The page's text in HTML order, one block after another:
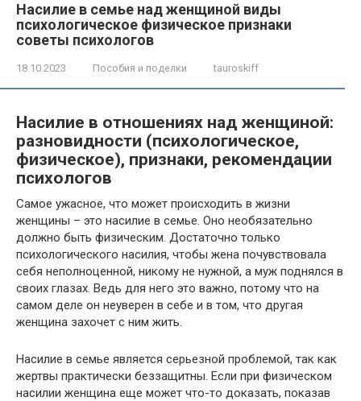
Насилие в семье над женщиной виды
психологическое физическое признаки
советы психологов
18.10.2023 Пособия и поделки tauroskiff
Насилие в отношениях над женщиной:
разновидности (психологическое,
физическое), признаки, рекомендации
психологов
Самое ужасное, что может происходить в жизни
женщины – это насилие в семье. Оно необязательно
должно быть физическим. Достаточно только
психологического насилия, чтобы жена почувствовала
себя неполноценной, никому не нужной, а муж поднялся в
своих глазах. Ведь для него это важно, потому что на
самом деле он неуверен в себе и в том, что другая
женщина захочет с ним жить.
Насилие в семье является серьезной проблемой, так как
жертвы практически беззащитны. Если при физическом
насилии женщина еще может что-то доказать, показав